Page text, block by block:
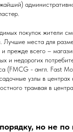
покупок жители
Лучшие места для
прежде всего –
и недорогих
(FMCG - англ. Fast
узлы в центрах
трамвая в
но не по